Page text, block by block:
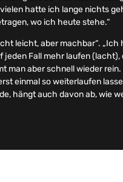
hatte ich lange nichts
wo ich heute stehe.“
leicht, aber machbar“. „Ich
jeden Fall mehr laufen (lacht),
man aber schnell wieder
einmal so weiterlaufen
hängt auch davon ab, wie